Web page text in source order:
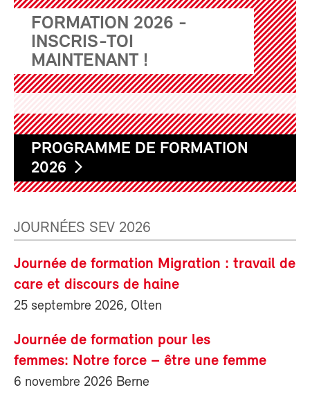
FORMATION 2026 -
INSCRIS-TOI
MAINTENANT !
PROGRAMME DE FORMATION
2026
JOURNÉES SEV 2026
Journée de formation Migration : travail de
care et discours de haine
25 septembre 2026, Olten
Journée de formation pour les
femmes: Notre force – être une femme
6 novembre 2026 Berne